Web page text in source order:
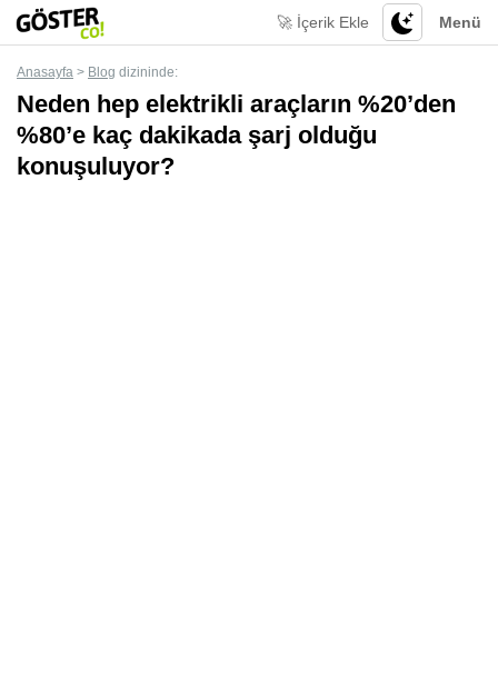
Menü
🚀 İçerik Ekle
Anasayfa > Blog dizininde:
Neden hep elektrikli araçların %20’den
%80’e kaç dakikada şarj olduğu
konuşuluyor?